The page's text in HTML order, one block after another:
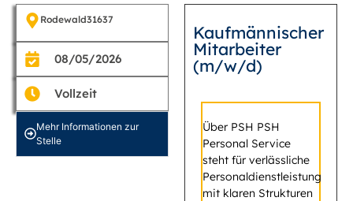
Rodewald31637
08/05/2026
Vollzeit
Mehr Informationen zur
Stelle
Kaufmännischer
Mitarbeiter
(m/w/d)
Über PSH PSH
Personal Service
steht für verlässliche
Personaldienstleistung
mit klaren Strukturen